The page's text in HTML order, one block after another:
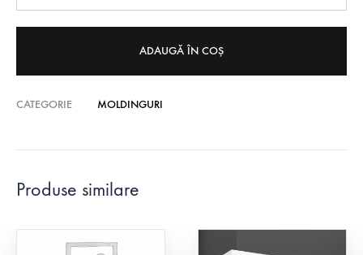
ADAUGĂ ÎN COȘ
CATEGORIE MOLDINGURI
Produse similare